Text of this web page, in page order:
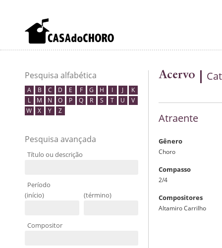
Pesquisa alfabética
A B C D E F G H I J
K
L
M N O P Q R S T U
V
W
X Y Z
Pesquisa avançada
Título ou descrição
Período
(início)
(término)
Compositor
Acervo
Atraente
Gênero
Choro
Compasso
2/4
Compositores
Altamiro Carrilho